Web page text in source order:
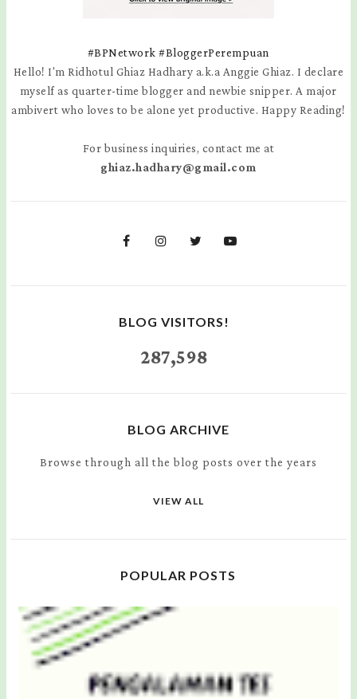
#BPNetwork #BloggerPerempuan
Hello! I'm Ridhotul Ghiaz Hadhary a.k.a Anggie Ghiaz. I declare
myself as quarter-time blogger and newbie snipper. A major
ambivert who loves to be alone yet productive. Happy Reading!
For business inquiries, contact me at
ghiaz.hadhary@gmail.com
BLOG VISITORS!
287,598
BLOG ARCHIVE
Browse through all the blog posts over the years
VIEW ALL
POPULAR POSTS